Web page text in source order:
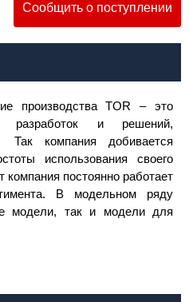
Сообщить о поступлении
производства TOR – это
разработок и решений,
компания добивается
использования своего
постоянно работает
В модельном ряду
модели, так и модели для